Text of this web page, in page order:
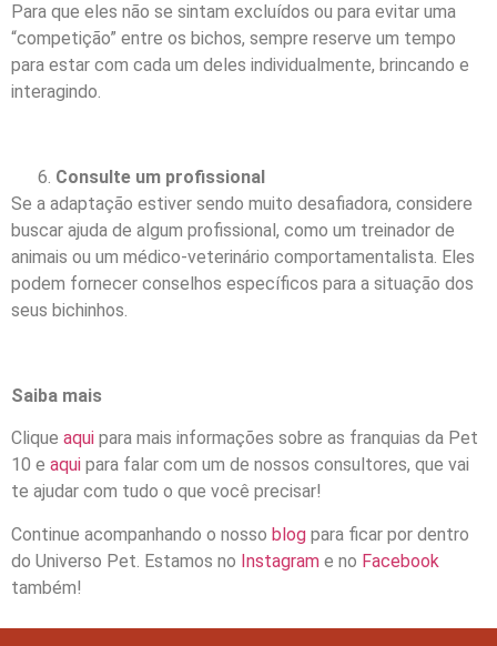
Para que eles não se sintam excluídos ou para evitar uma
“competição” entre os bichos, sempre reserve um tempo
para estar com cada um deles individualmente, brincando e
interagindo.
Consulte um profissional
Se a adaptação estiver sendo muito desafiadora, considere
buscar ajuda de algum profissional, como um treinador de
animais ou um médico-veterinário comportamentalista. Eles
podem fornecer conselhos específicos para a situação dos
seus bichinhos.
Saiba mais
Clique aqui para mais informações sobre as franquias da Pet
10 e aqui para falar com um de nossos consultores, que vai
te ajudar com tudo o que você precisar!
Continue acompanhando o nosso blog para ficar por dentro
do Universo Pet. Estamos no Instagram e no Facebook
também!